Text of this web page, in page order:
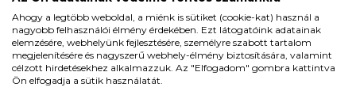
Ahogy a legtöbb weboldal, a miénk is sütiket (cookie-kat) használ a
nagyobb felhasználói élmény érdekében. Ezt látogatóink adatainak
elemzésére, webhelyünk fejlesztésére, személyre szabott tartalom
megjelenítésére és nagyszerű webhely-élmény biztosítására, valamint
célzott hirdetésekhez alkalmazzuk. Az "Elfogadom" gombra kattintva
Ön elfogadja a sütik használatát.